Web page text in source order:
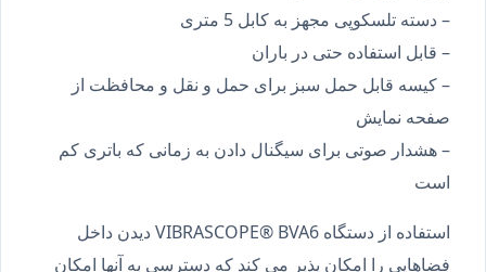
– دسته تلسکوپی مجهز به کابل 5 متری
– قابل استفاده حتی در باران
– کیسه قابل حمل سبز برای حمل و نقل و محافظت از
صفحه نمایش
– هشدار صوتی برای سیگنال دادن به زمانی که باتری کم
است
استفاده از دستگاه VIBRASCOPE® BVA6 دیدن داخل
فضاهایی را امکان پذیر می کند که دسترسی به آنها امکان